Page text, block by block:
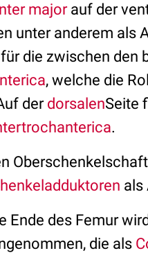
majorauf der
unter anderem als
die zwischen den
, welche die
der dorsalenSeite
.
als
Ende des Femur
die als